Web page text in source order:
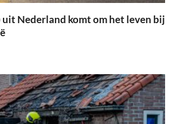
Nederland komt om het leven bij